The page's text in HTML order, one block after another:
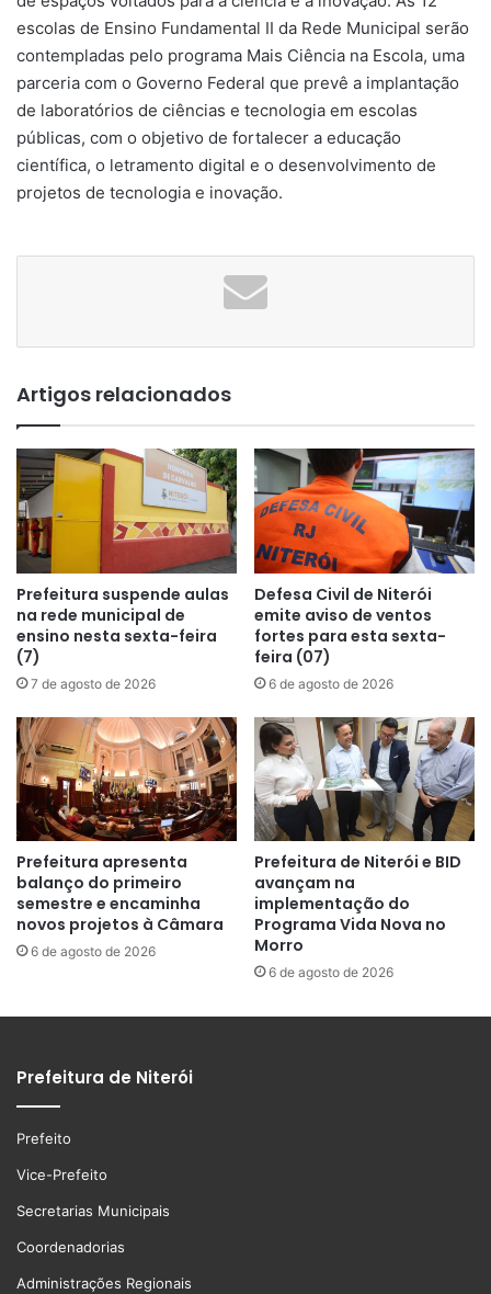
escolas de Ensino Fundamental II da Rede Municipal serão
contempladas pelo programa Mais Ciência na Escola, uma
parceria com o Governo Federal que prevê a implantação
de laboratórios de ciências e tecnologia em escolas
públicas, com o objetivo de fortalecer a educação
científica, o letramento digital e o desenvolvimento de
projetos de tecnologia e inovação.
Artigos relacionados
Prefeitura suspende aulas
na rede municipal de
ensino nesta sexta-feira
(7)
7 de agosto de 2026
Defesa Civil de Niterói
emite aviso de ventos
fortes para esta sexta-
feira (07)
6 de agosto de 2026
Prefeitura apresenta
balanço do primeiro
semestre e encaminha
novos projetos à Câmara
6 de agosto de 2026
Prefeitura de Niterói e BID
avançam na
implementação do
Programa Vida Nova no
Morro
6 de agosto de 2026
Prefeitura de Niterói
Prefeito
Vice-Prefeito
Secretarias Municipais
Coordenadorias
Administrações Regionais